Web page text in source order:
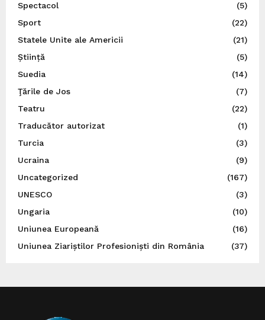
Spectacol
(5)
Sport
(22)
Statele Unite ale Americii
(21)
Știință
(5)
Suedia
(14)
Ţările de Jos
(7)
Teatru
(22)
Traducător autorizat
(1)
Turcia
(3)
Ucraina
(9)
Uncategorized
(167)
UNESCO
(3)
Ungaria
(10)
Uniunea Europeană
(16)
Uniunea Ziariștilor Profesioniști din România
(37)